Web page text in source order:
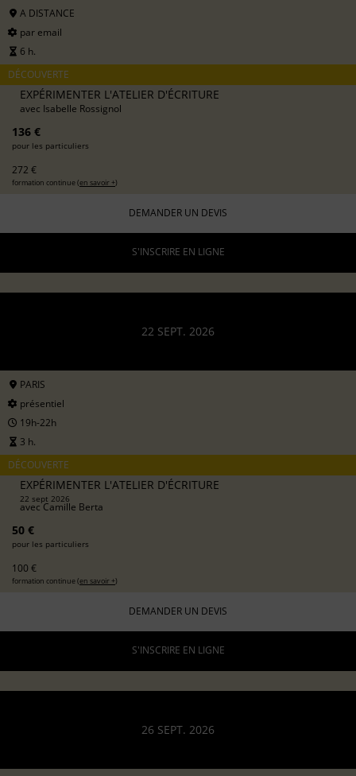
A DISTANCE
par email
6 h.
DÉCOUVERTE
EXPÉRIMENTER L'ATELIER D'ÉCRITURE
avec Isabelle Rossignol
136 €
pour les particuliers
272 €
formation continue (en savoir +)
DEMANDER UN DEVIS
S'INSCRIRE EN LIGNE
22 SEPT. 2026
PARIS
présentiel
19h-22h
3 h.
DÉCOUVERTE
EXPÉRIMENTER L'ATELIER D'ÉCRITURE
22 sept 2026
avecCamille Berta
50 €
pour les particuliers
100 €
formation continue (en savoir +)
DEMANDER UN DEVIS
S'INSCRIRE EN LIGNE
26 SEPT. 2026